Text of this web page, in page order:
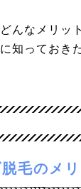
んなメリッ
知っておき
毛のメ